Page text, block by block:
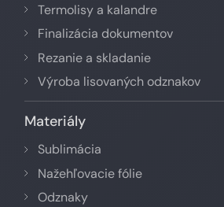
Termolisy a kalandre
Finalizácia dokumentov
Rezanie a skladanie
Výroba lisovaných odznakov
Materiály
Sublimácia
Nažehľovacie fólie
Odznaky